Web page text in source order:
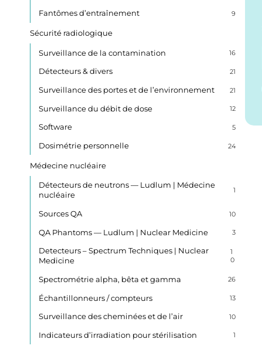
Fantômes d’entraînement 9
Sécurité radiologique
Surveillance de la contamination 16
Détecteurs & divers 21
Surveillance des portes et de l’environnement 21
Surveillance du débit de dose 12
Software 5
Dosimétrie personnelle 24
Médecine nucléaire
Détecteurs de neutrons — Ludlum | Médecine
nucléaire
1
Sources QA 10
QA Phantoms — Ludlum | Nuclear Medicine 3
Detecteurs – Spectrum Techniques | Nuclear
Medicine
1
0
Spectrométrie alpha, bêta et gamma 26
Échantillonneurs / compteurs 13
Surveillance des cheminées et de l’air 10
Indicateurs d’irradiation pour stérilisation 1